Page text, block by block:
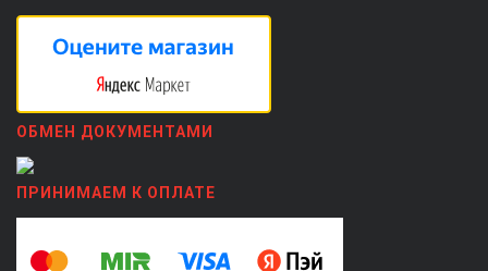
ОБМЕН ДОКУМЕНТАМИ
ПРИНИМАЕМ К ОПЛАТЕ